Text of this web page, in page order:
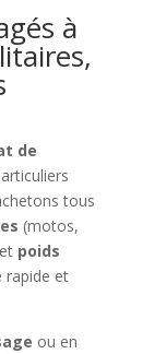
à
de
tous
(motos,
et poids
rapide et
ou en